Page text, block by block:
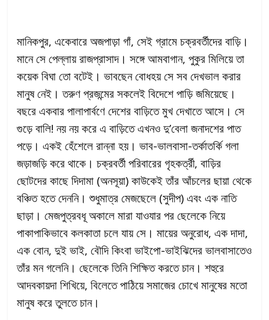
মানিকপুর, একেবারে অজপাড়া গাঁ, সেই গ্রামে চক্রবর্তীদের বাড়ি।
মানে সে পেল্লায় রাজপ্রাসাদ। সঙ্গে আমবাগান, পুকুর মিলিয়ে তা
কয়েক বিঘা তো বটেই। ভাবছেন বোধহয় সে সব দেখভাল করার
মানুষ নেই। তরুণ প্রজন্মের সকলেই বিদেশে পাড়ি জমিয়েছে।
বছরে একবার পালাপার্বণে দেশের বাড়িতে মুখ দেখাতে আসে। সে
গুড়ে বালি! নয় নয় করে এ বাড়িতে এখনও দু’বেলা জনাদশের পাত
পড়ে। একই হেঁশেলে রান্না হয়। ভাব-ভালবাসা-তর্কাতর্কি গলা
জড়াজড়ি করে থাকে। চক্রবর্তী পরিবারের গৃহকর্ত্রী, বাড়ির
ছোটদের কাছে দিদামা (অনসূয়া) কাউকেই তাঁর আঁচলের ছায়া থেকে
বঞ্চিত হতে দেননি। শুধুমাত্র মেজছেলে (সুদীপ) এবং এক নাতি
ছাড়া। মেজপুত্রবধূ অকালে মারা যাওযার পর ছেলেকে নিয়ে
পাকাপাকিভাবে কলকাতা চলে যায় সে। মায়ের অনুরোধ, এক দাদা,
এক বোন, দুই ভাই, বৌদি কিংবা ভাইপো-ভাইঝিদের ভালবাসাতেও
তাঁর মন গলেনি। ছেলেকে তিনি শিক্ষিত করতে চান। শহুরে
আদবকায়দা শিখিয়ে, বিলেতে পাঠিয়ে সমাজের চোখে মানুষের মতো
মানুষ করে তুলতে চান।